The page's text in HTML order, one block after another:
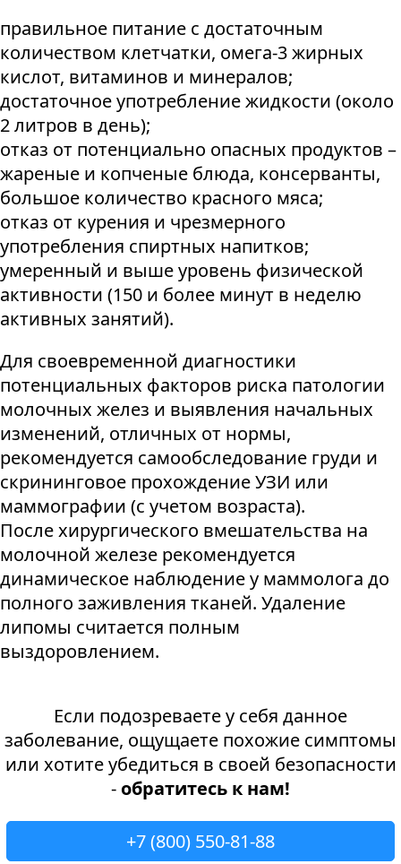
правильное питание с достаточным
количеством клетчатки, омега-3 жирных
кислот, витаминов и минералов;
достаточное употребление жидкости (около
2 литров в день);
отказ от потенциально опасных продуктов –
жареные и копченые блюда, консерванты,
большое количество красного мяса;
отказ от курения и чрезмерного
употребления спиртных напитков;
умеренный и выше уровень физической
активности (150 и более минут в неделю
активных занятий).
Для своевременной диагностики
потенциальных факторов риска патологии
молочных желез и выявления начальных
изменений, отличных от нормы,
рекомендуется самообследование груди и
скрининговое прохождение УЗИ или
маммографии (с учетом возраста).
После хирургического вмешательства на
молочной железе рекомендуется
динамическое наблюдение у маммолога до
полного заживления тканей. Удаление
липомы считается полным
выздоровлением.
Если подозреваете у себя данное
заболевание, ощущаете похожие симптомы
или хотите убедиться в своей безопасности
- обратитесь к нам!
+7 (800) 550-81-88